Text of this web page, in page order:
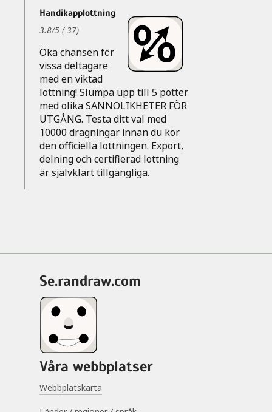
Handikapplottning
3.8/5 (37)
Öka chansen för
vissa deltagare
med en viktad
lottning! Slumpa upp till 5 potter
med olika SANNOLIKHETER FÖR
UTGÅNG. Testa ditt val med
10000 dragningar innan du kör
den officiella lottningen. Export,
delning och certifierad lottning
är självklart tillgängliga.
se.randraw.com
Våra webbplatser
Webbplatskarta